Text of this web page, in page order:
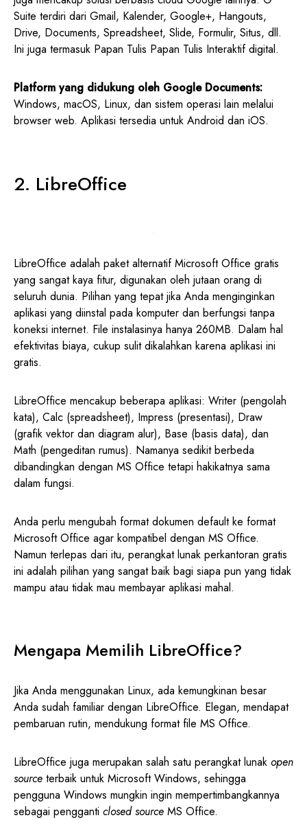
Suite terdiri dari Gmail, Kalender, Google+, Hangouts,
Drive, Documents, Spreadsheet, Slide, Formulir, Situs, dll.
Ini juga termasuk Papan Tulis Papan Tulis Interaktif digital.
Platform yang didukung oleh Google Documents:
Windows, macOS, Linux, dan sistem operasi lain melalui
browser web. Aplikasi tersedia untuk Android dan iOS.
2. LibreOffice
LibreOffice adalah paket alternatif Microsoft Office gratis
yang sangat kaya fitur, digunakan oleh jutaan orang di
seluruh dunia. Pilihan yang tepat jika Anda menginginkan
aplikasi yang diinstal pada komputer dan berfungsi tanpa
koneksi internet. File instalasinya hanya 260MB. Dalam hal
efektivitas biaya, cukup sulit dikalahkan karena aplikasi ini
gratis.
LibreOffice mencakup beberapa aplikasi: Writer (pengolah
kata), Calc (spreadsheet), Impress (presentasi), Draw
(grafik vektor dan diagram alur), Base (basis data), dan
Math (pengeditan rumus). Namanya sedikit berbeda
dibandingkan dengan MS Office tetapi hakikatnya sama
dalam fungsi.
Anda perlu mengubah format dokumen default ke format
Microsoft Office agar kompatibel dengan MS Office.
Namun terlepas dari itu, perangkat lunak perkantoran gratis
ini adalah pilihan yang sangat baik bagi siapa pun yang tidak
mampu atau tidak mau membayar aplikasi mahal.
Mengapa Memilih LibreOffice?
Jika Anda menggunakan Linux, ada kemungkinan besar
Anda sudah familiar dengan LibreOffice. Elegan, mendapat
pembaruan rutin, mendukung format file MS Office.
LibreOffice juga merupakan salah satu perangkat lunak open
source terbaik untuk Microsoft Windows, sehingga
pengguna Windows mungkin ingin mempertimbangkannya
sebagai pengganti closed source MS Office.